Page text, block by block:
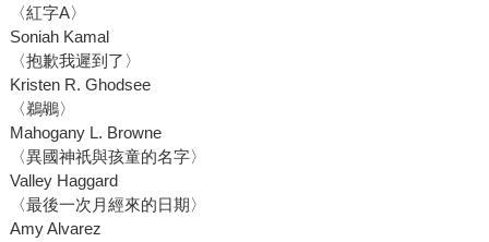
〈紅字A〉
Soniah Kamal
〈抱歉我遲到了〉
Kristen R. Ghodsee
〈鵜鶘〉
Mahogany L. Browne
〈異國神祇與孩童的名字〉
Valley Haggard
〈最後一次月經來的日期〉
Amy Alvarez